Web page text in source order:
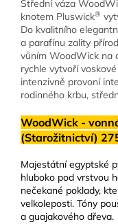
Střední váza
knotem Pluswick®
Do kvalitního
a parafínu zality
vůním WoodWick na
rychle vytvoří
intenzivně provoní
rodinného krbu,
WoodWick -
(Starožitnictví)
Majestátní egyptské
hluboko pod vrstvou
nečekané poklady,
velkoleposti. Tóny
a guajakového dřeva.